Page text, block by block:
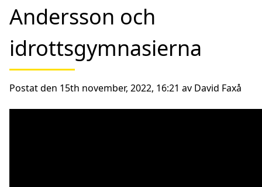
Andersson och
idrottsgymnasierna
Postat den 15th november, 2022, 16:21 av David Faxå